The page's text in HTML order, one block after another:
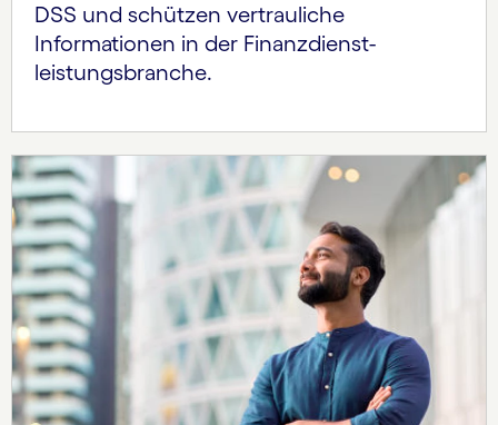
DSS und schützen vertrauliche
Informationen in der Finanz­dienst­
leistungsbranche.